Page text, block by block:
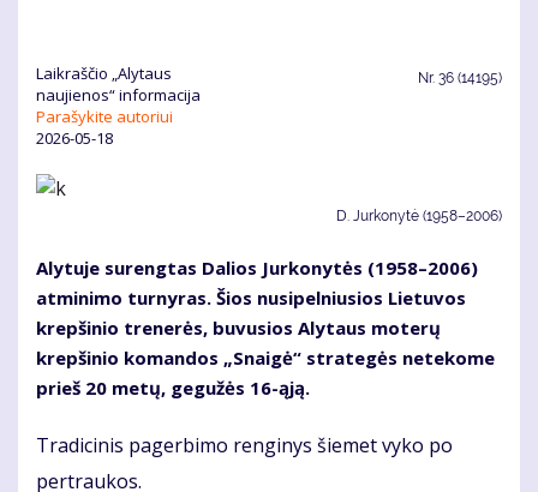
Laikraščio „Alytaus
naujienos“ informacija
Parašykite autoriui
2026-05-18
Nr. 36 (14195)
D. Jurkonytė (1958–2006)
Alytuje surengtas Dalios Jurkonytės (1958–2006)
atminimo turnyras. Šios nusipelniusios Lietuvos
krepšinio trenerės, buvusios Alytaus moterų
krepšinio komandos „Snaigė“ strategės netekome
prieš 20 metų, gegužės 16-ąją.
Tradicinis pagerbimo renginys šiemet vyko po
pertraukos.